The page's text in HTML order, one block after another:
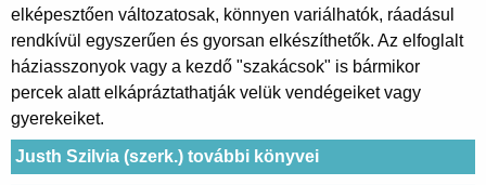
elképesztően változatosak, könnyen variálhatók, ráadásul
rendkívül egyszerűen és gyorsan elkészíthetők. Az elfoglalt
háziasszonyok vagy a kezdő "szakácsok" is bármikor
percek alatt elkápráztathatják velük vendégeiket vagy
gyerekeiket.
Justh Szilvia (szerk.) további könyvei